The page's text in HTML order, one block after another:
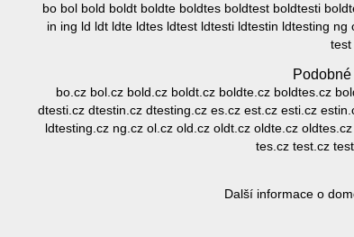
bo bol bold boldt boldte boldtes boldtest boldtesti
in ing ld ldt ldte ldtes ldtest ldtesti ldtestin ldtesting
test
bo.cz bol.cz bold.cz boldt.cz boldte.cz boldtes.cz
dtesti.cz dtestin.cz dtesting.cz es.cz est.cz esti.cz
ldtesting.cz ng.cz ol.cz old.cz oldt.cz oldte.cz
tes.cz test.cz
Další informace o